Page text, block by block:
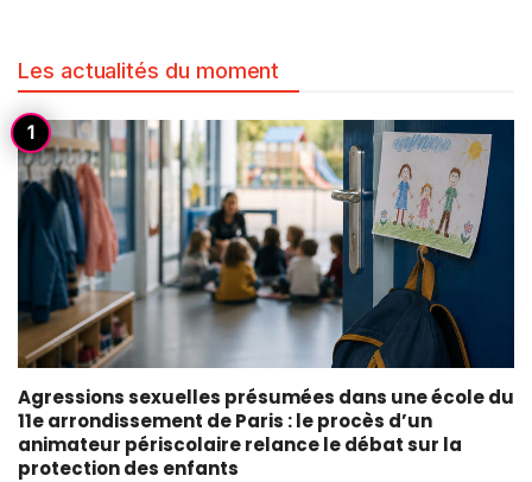
Les actualités du moment
Agressions sexuelles présumées dans une école du
11e arrondissement de Paris : le procès d’un
animateur périscolaire relance le débat sur la
protection des enfants